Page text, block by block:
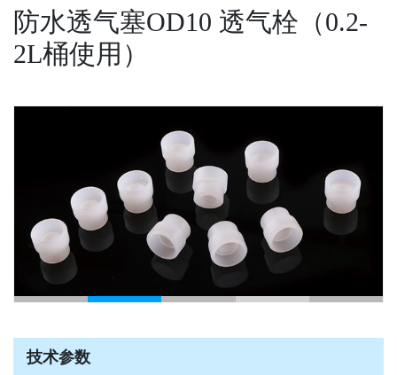
防水透气塞OD10 透气栓（0.2-
2L桶使用）
技术参数